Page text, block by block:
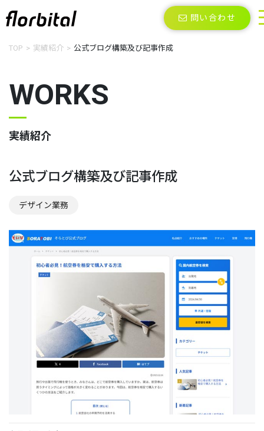
問い合わせ
TOP 実績紹介 公式ブログ構築及び記事作成
WORKS
実績紹介
公式ブログ構築及び記事作成
デザイン業務